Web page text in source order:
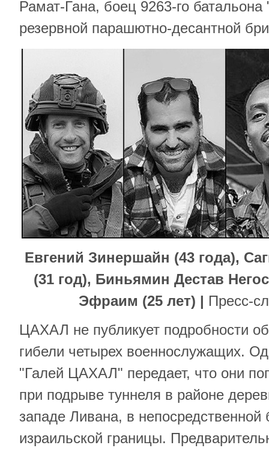
Рамат-Гана, боец ​​9263-го
резервной парашютно-десантной
Евгений Зинершайн (43 года),
(31 год), Биньямин Дестав
Эфраим (25 лет) | Пресс-
ЦАХАЛ не публикует подробности
гибели четырех военнослужащих.
"Галей ЦАХАЛ" передает, что они
при подрыве туннеля в районе
западе Ливана, в непосредственной
израильской границы.